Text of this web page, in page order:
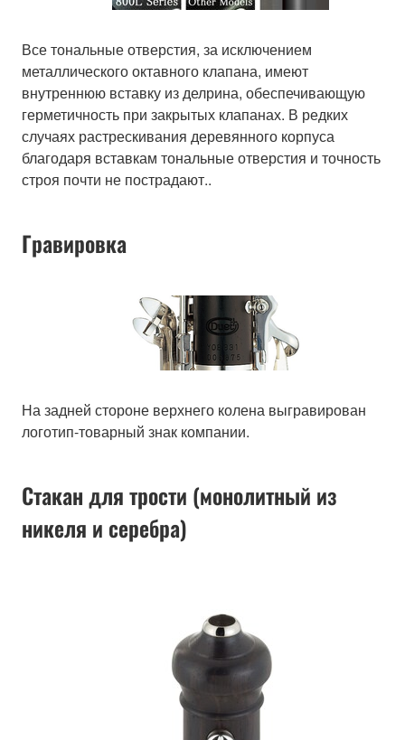
Все тональные отверстия, за исключением
металлического октавного клапана, имеют
внутреннюю вставку из делрина, обеспечивающую
герметичность при закрытых клапанах. В редких
случаях растрескивания деревянного корпуса
благодаря вставкам тональные отверстия и точность
строя почти не пострадают..
Гравировка
На задней стороне верхнего колена выгравирован
логотип-товарный знак компании.
Стакан для трости (монолитный из
никеля и серебра)